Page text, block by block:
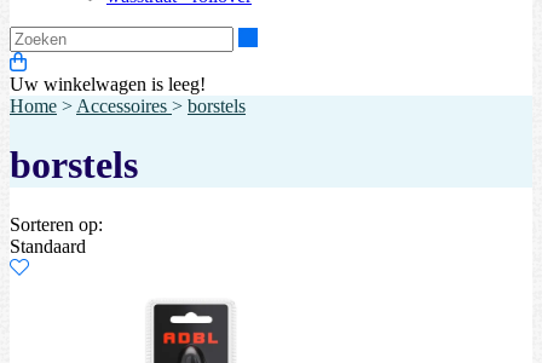
Uw winkelwagen is leeg!
Home > Accessoires > borstels
borstels
Sorteren op:
Standaard